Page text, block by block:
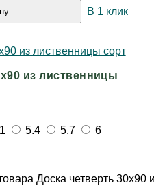
В 1 клик
из лиственницы
5.4 5.7
6
Доска четверть